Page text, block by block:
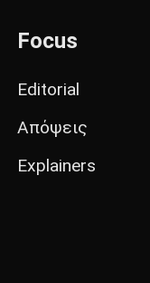
Focus
Editorial
Απόψεις
Explainers